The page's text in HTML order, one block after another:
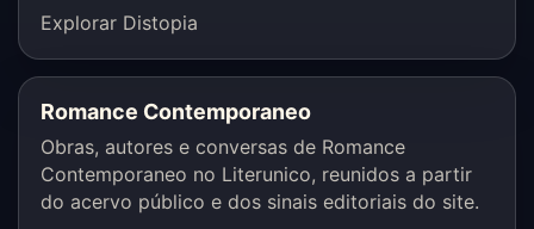
Explorar Distopia
Romance Contemporaneo
Obras, autores e conversas de Romance
Contemporaneo no Literunico, reunidos a partir
do acervo público e dos sinais editoriais do site.